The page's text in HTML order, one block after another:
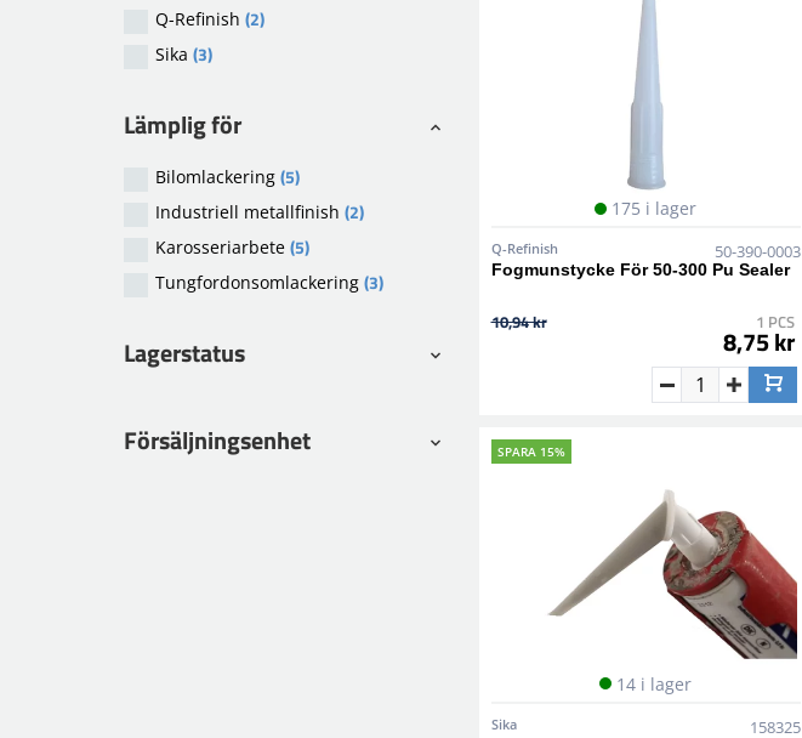
Q-Refinish (2)
Sika (3)
Lämplig för
Bilomlackering (5)
Industriell metallfinish (2)
Karosseriarbete (5)
Tungfordonsomlackering (3)
Lagerstatus
Försäljningsenhet
175 i lager
Q-Refinish 50-390-0003
Fogmunstycke För 50-300 Pu Sealer
10,94 kr 1 PCS
8,75 kr
SPARA 15%
14 i lager
Sika 158325